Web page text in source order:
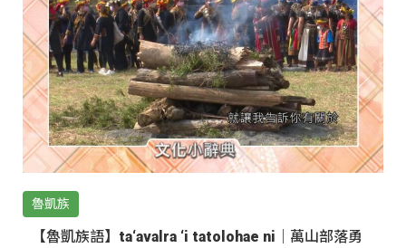
魯凱族
【魯凱族語】ta‘avalra ‘i tatolohae ni｜萬山部落勇